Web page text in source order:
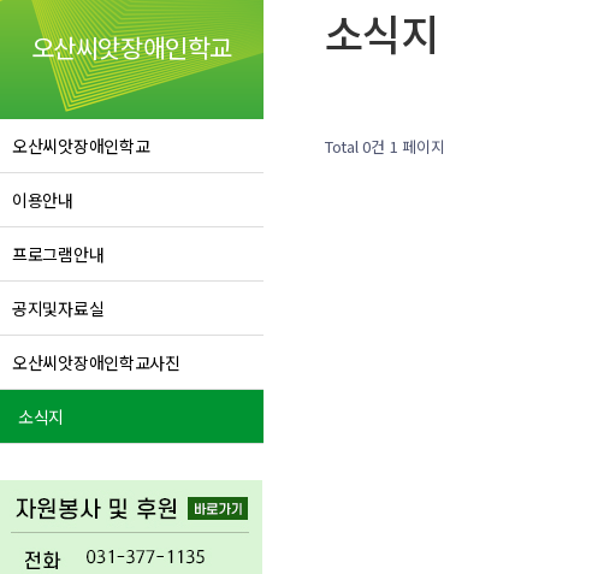
오산씨앗장애인학교
오산씨앗장애인학교
이용안내
프로그램안내
공지및자료실
오산씨앗장애인학교사진
소식지
소식지
Total 0건 1 페이지